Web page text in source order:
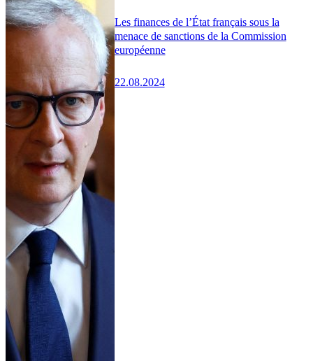
Les finances de l’État français sous la
menace de sanctions de la Commission
européenne
22.08.2024